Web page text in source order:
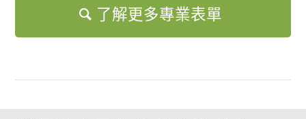
了解更多專業表單